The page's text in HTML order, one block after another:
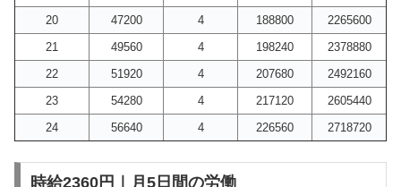
20
47200 4 188800
2265600
21
49560 4 198240
2378880
22
51920 4 207680
2492160
23
54280 4 217120
2605440
24
56640 4 226560 2718720
時給2360円｜月5日間の労働